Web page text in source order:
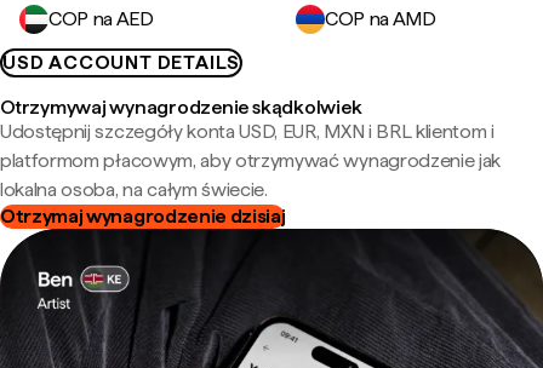
COP na AED
COP na AMD
USD ACCOUNT DETAILS
Otrzymywaj wynagrodzenie skądkolwiek
Udostępnij szczegóły konta USD, EUR, MXN i BRL klientom i
platformom płacowym, aby otrzymywać wynagrodzenie jak
lokalna osoba, na całym świecie.
Otrzymaj wynagrodzenie dzisiaj